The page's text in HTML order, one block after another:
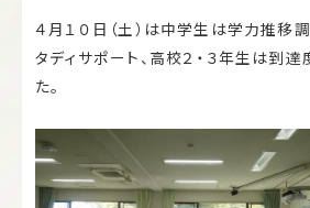
４月１０日（土）は中学生は学力推移
タディサポート、高校２・３年生は到
た。